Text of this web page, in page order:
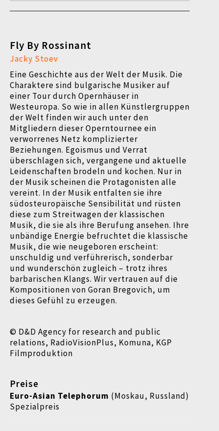
Fly By Rossinant
Jacky Stoev
Eine Geschichte aus der Welt der Musik. Die
Charaktere sind bulgarische Musiker auf
einer Tour durch Opernhäuser in
Westeuropa. So wie in allen Künstlergruppen
der Welt finden wir auch unter den
Mitgliedern dieser Operntournee ein
verworrenes Netz komplizierter
Beziehungen. Egoismus und Verrat
überschlagen sich, vergangene und aktuelle
Leidenschaften brodeln und kochen. Nur in
der Musik scheinen die Protagonisten alle
vereint. In der Musik entfalten sie ihre
südosteuropäische Sensibilität und rüsten
diese zum Streitwagen der klassischen
Musik, die sie als ihre Berufung ansehen. Ihre
unbändige Energie befruchtet die klassische
Musik, die wie neugeboren erscheint:
unschuldig und verführerisch, sonderbar
und wunderschön zugleich – trotz ihres
barbarischen Klangs. Wir vertrauen auf die
Kompositionen von Goran Bregovich, um
dieses Gefühl zu erzeugen.
© D&D Agency for research and public
relations, RadioVisionPlus, Komuna, KGP
Filmproduktion
Preise
Euro-Asian Telephorum (Moskau, Russland)
Spezialpreis